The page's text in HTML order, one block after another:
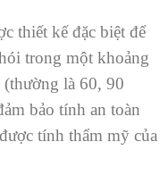
thiết kế đặc biệt để
trong một khoảng
là 60, 90
bảo tính an toàn
tính thẩm mỹ của